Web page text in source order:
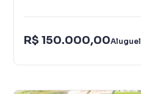
R$ 150.000,00Aluguel